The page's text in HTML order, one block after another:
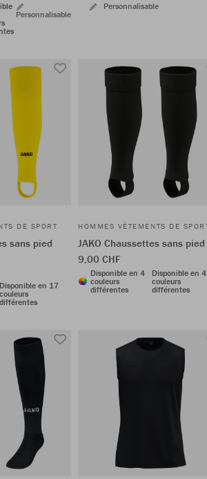
Personnalisable
Personnalisable
DE SPORT
sans pied
Disponible en 17
couleurs
différentes
HOMMES VÊTEMENTS DE
JAKO Chaussettes sans
9,00 CHF
Disponible en 4
couleurs
différentes
Disponible en 4
couleurs
différentes